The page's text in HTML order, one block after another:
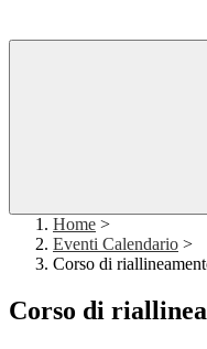
Home >
Eventi Calendario >
Corso di
Corso di